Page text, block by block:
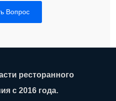
Вопрос
ресторанного
с 2016 года.